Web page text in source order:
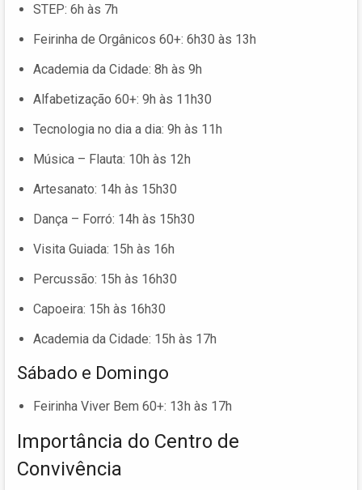
STEP: 6h às 7h
Feirinha de Orgânicos 60+: 6h30 às 13h
Academia da Cidade: 8h às 9h
Alfabetização 60+: 9h às 11h30
Tecnologia no dia a dia: 9h às 11h
Música – Flauta: 10h às 12h
Artesanato: 14h às 15h30
Dança – Forró: 14h às 15h30
Visita Guiada: 15h às 16h
Percussão: 15h às 16h30
Capoeira: 15h às 16h30
Academia da Cidade: 15h às 17h
Sábado e Domingo
Feirinha Viver Bem 60+: 13h às 17h
Importância do Centro de
Convivência